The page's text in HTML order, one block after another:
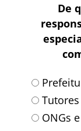
De
ONGs